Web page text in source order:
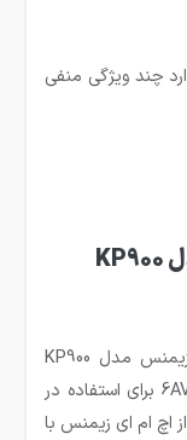
چند ویژگی منفی
خرید اچ ام ای (HMI) زیمنس مدل KP900
همان طور که گفته شد اچ ام ای (HMI) زیمنس مدل KP900
Comfort و با کد تجاری6AV2 124-1JC01-0AX0 برای استفاده در
ام ای زیمنس با